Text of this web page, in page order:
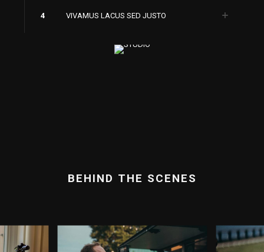
4 VIVAMUS LACUS SED JUSTO
BEHIND THE SCENES